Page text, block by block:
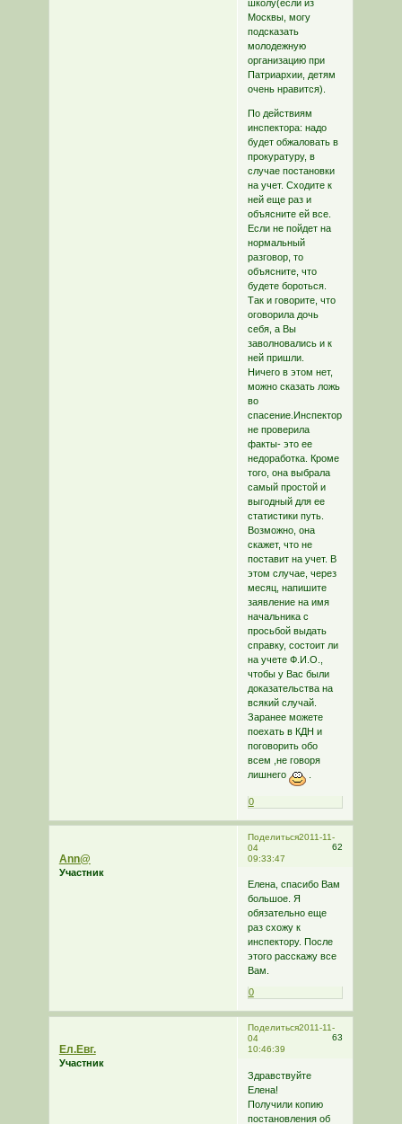
школу(если из
Москвы, могу
подсказать
молодежную
организацию при
Патриархии, детям
очень нравится).
По действиям
инспектора: надо
будет обжаловать в
прокуратуру, в
случае постановки
на учет. Сходите к
ней еще раз и
объясните ей все.
Если не пойдет на
нормальный
разговор, то
объясните, что
будете бороться.
Так и говорите, что
оговорила дочь
себя, а Вы
заволновались и к
ней пришли.
Ничего в этом нет,
можно сказать ложь
во
спасение.Инспектор
не проверила
факты- это ее
недоработка. Кроме
того, она выбрала
самый простой и
выгодный для ее
статистики путь.
Возможно, она
скажет, что не
поставит на учет. В
этом случае, через
месяц, напишите
заявление на имя
начальника с
просьбой выдать
справку, состоит ли
на учете Ф.И.О.,
чтобы у Вас были
доказательства на
всякий случай.
Заранее можете
поехать в КДН и
поговорить обо
всем ,не говоря
лишнего
0
Поделиться
62
2011-11-
04
09:33:47
Ann@
Участник
Елена, спасибо Вам
большое. Я
обязательно еще
раз схожу к
инспектору. После
этого расскажу все
Вам.
0
Поделиться
63
2011-11-
04
10:46:39
Ел.Евг.
Участник
Здравствуйте
Елена!
Получили копию
постановления об